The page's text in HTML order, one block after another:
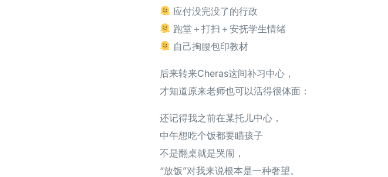
应付没完没了的行政
跑堂＋打扫＋安抚学生情绪
自己掏腰包印教材
后来转来Cheras这间补习中心，
才知道原来老师也可以活得很体面：
还记得我之前在某托儿中心，
中午想吃个饭都要瞄孩子
不是翻桌就是哭闹，
“放饭”对我来说根本是一种奢望。